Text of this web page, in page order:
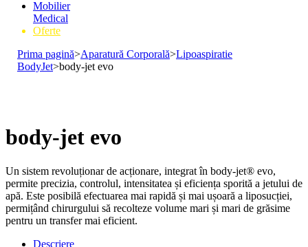
Mobilier
Medical
Oferte
Prima pagină>Aparatură Corporală>Lipoaspiratie
BodyJet>body-jet evo
body-jet evo
Un sistem revoluționar de acționare, integrat în body-jet® evo,
permite precizia, controlul, intensitatea și eficiența sporită a jetului de
apă. Este posibilă efectuarea mai rapidă și mai ușoară a liposucției,
permițând chirurgului să recolteze volume mari și mari de grăsime
pentru un transfer mai eficient.
Descriere